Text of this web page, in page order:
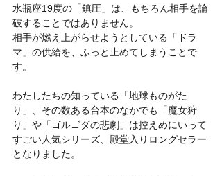
水瓶座19度の「鎮圧」は、もちろん相手を論
破することではありません。
相手が燃え上がらせようとしている「ドラ
マ」の供給を、ふっと止めてしまうことで
す。
わたしたちの知っている「地球ものがた
り」、その数ある台本のなかでも「魔女狩
り」や「ゴルゴダの悲劇」は控えめにいって
すごい人気シリーズ、殿堂入りロングセラー
となりました。